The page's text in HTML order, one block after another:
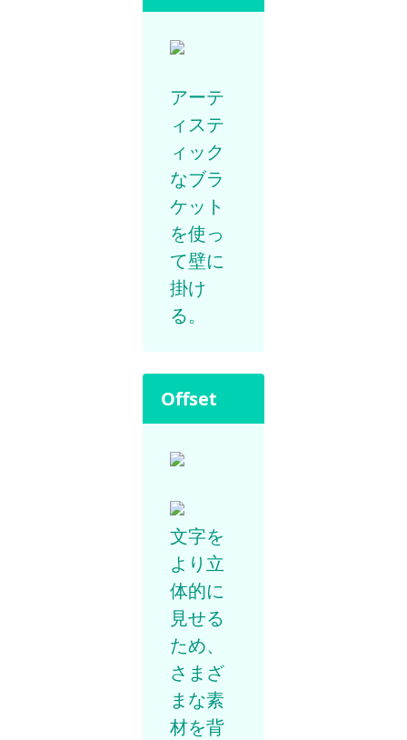
アーテ
ィステ
ィック
なブラ
ケット
を使っ
て壁に
掛け
る。
Offset
文字を
より立
体的に
見せる
ため、
さまざ
まな素
材を背